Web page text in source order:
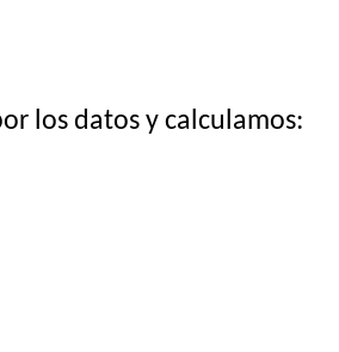
los datos y calculamos: